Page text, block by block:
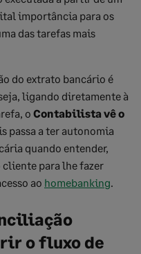
importância para os
das tarefas mais
do extrato bancário é
ligando diretamente à
o Contabilista vê o
passa a ter autonomia
quando entender,
cliente para lhe fazer
ao homebanking.
o fluxo de